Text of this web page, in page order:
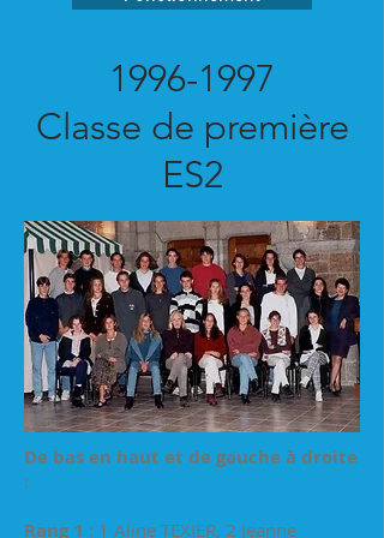
1996-1997
Classe de première
ES2
De bas en haut et de gauche à droite
:
Rang 1 : 1 Aline TEXIER, 2 Jeanne